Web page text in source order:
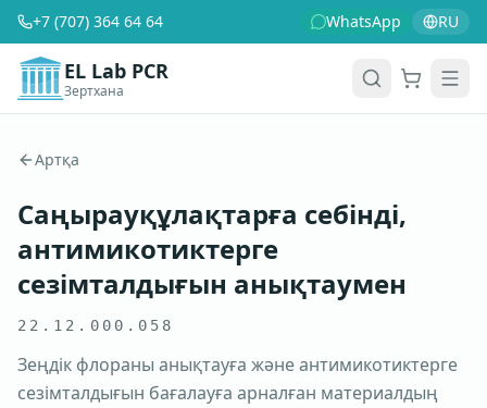
+7 (707) 364 64 64 WhatsApp RU
EL Lab PCR
Зертхана
Артқа
Саңырауқұлақтарға себінді,
антимикотиктерге
сезімталдығын анықтаумен
22.12.000.058
Зеңдік флораны анықтауға және антимикотиктерге
сезімталдығын бағалауға арналған материалдың